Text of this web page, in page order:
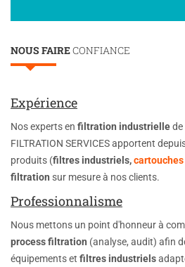
NOUS FAIRECONFIANCE
Expérience
Nos experts en filtration industriellede
FILTRATION SERVICES apportent
produits (filtres industriels,
filtration sur mesure à nos clients.
Professionnalisme
Nous mettons un point d'honneur à
process filtration (analyse, audit) afin
équipements et filtres industriels